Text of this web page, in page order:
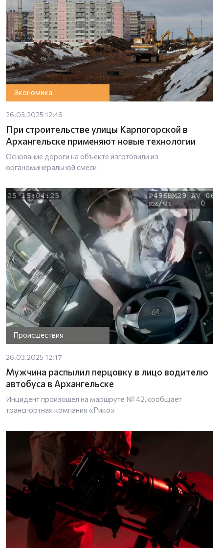
Экономика
26.03.2025 12:46
При строительстве улицы Карпогорской в
Архангельске применяют новые технологии
Основание дороги на объекте изготовили из
органоминеральной смеси
Происшествия
26.03.2025 12:17
Мужчина распылил перцовку в лицо водителю
автобуса в Архангельске
Инцидент произошел на маршруте № 42, сообщает
транспортная компания «Рико»